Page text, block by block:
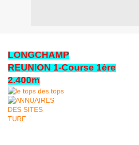
LONGCHAMP
REUNION 1-Course 1ère
2.400m